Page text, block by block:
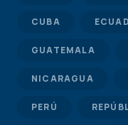
CUBA
GUATEMALA
NICARAGUA
PERÚ